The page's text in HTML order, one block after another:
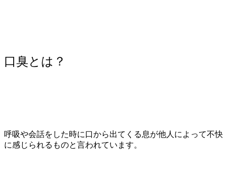
口臭とは？
呼吸や会話をした時に口から出てくる息が他人によって不快
に感じられるものと言われています。